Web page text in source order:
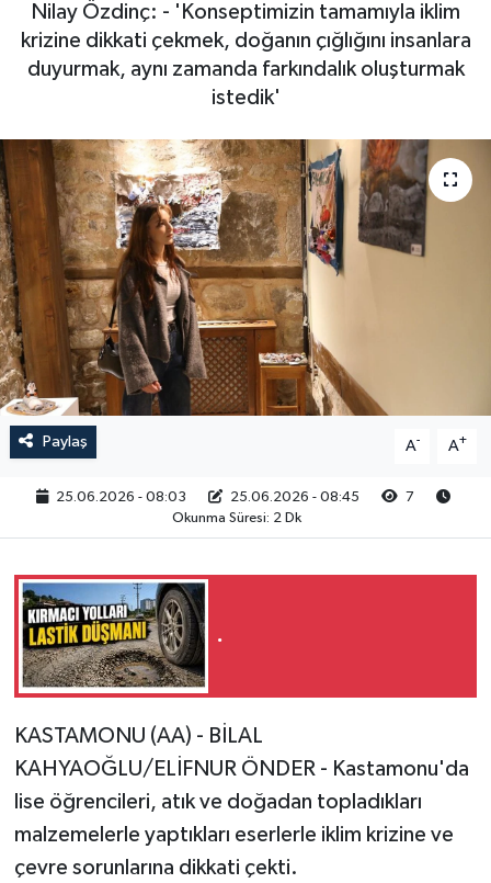
Nilay Özdinç: - 'Konseptimizin tamamıyla iklim
krizine dikkati çekmek, doğanın çığlığını insanlara
duyurmak, aynı zamanda farkındalık oluşturmak
istedik'
Paylaş A- A+
25.06.2026 - 08:03 25.06.2026 - 08:45
7
Okunma Süresi: 2 Dk
.
KASTAMONU (AA) - BİLAL
KAHYAOĞLU/ELİFNUR ÖNDER - Kastamonu'da
lise öğrencileri, atık ve doğadan topladıkları
malzemelerle yaptıkları eserlerle iklim krizine ve
çevre sorunlarına dikkati çekti.
RESMİ İLAN